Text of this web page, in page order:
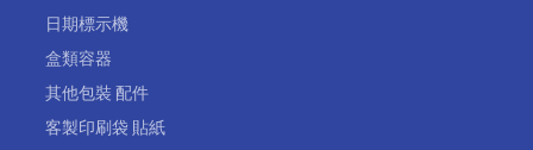
日期標示機
盒類容器
其他包裝 配件
客製印刷袋 貼紙